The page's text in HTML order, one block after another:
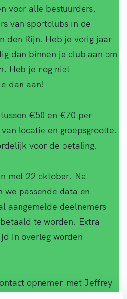
voor alle bestuurders,
van sportclubs in de
den Rijn. Heb je vorig jaar
dan binnen je club aan om
Heb je nog niet
dan aan!
€50 en €70 per
locatie en groepsgrootte.
voor de betaling.
met 22 oktober. Na
we passende data en
aangemelde deelnemers
te worden. Extra
in overleg worden
opnemen met Jeffrey